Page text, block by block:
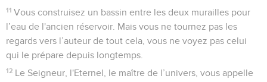
Seuls les Évangiles sont disponibles en vidéo pour le moment.
La ruine de la Phénicie